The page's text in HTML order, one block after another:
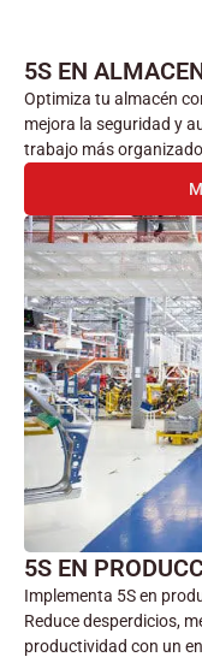
5S EN
Optimiza tu almacén
mejora la seguridad y
trabajo más
5S EN
Implementa 5S en
Reduce desperdicios,
productividad con un